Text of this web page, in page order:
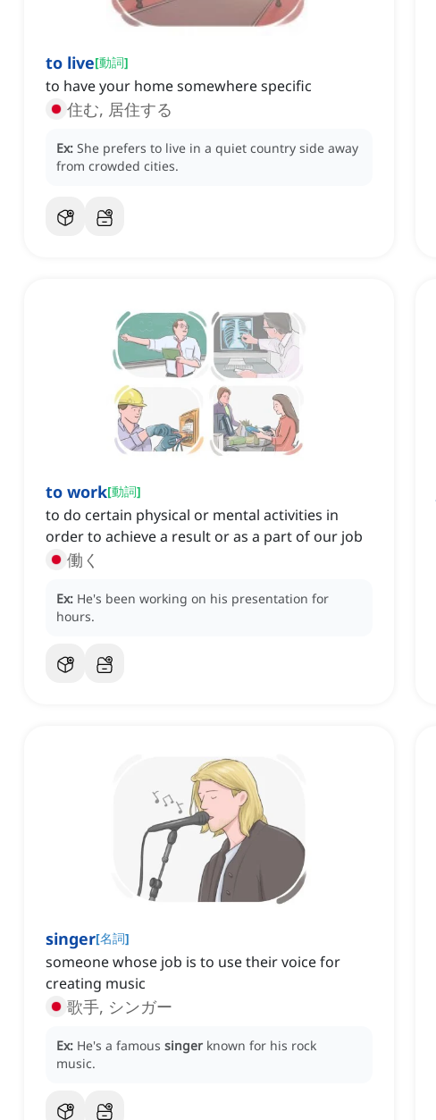
to live[動詞]
to have your home somewhere specific
住む, 居住する
Ex: She prefers to live in a quiet country side away
from crowded cities.
to work[動詞]
to do certain physical or mental activities in
order to achieve a result or as a part of our job
働く
Ex: He's been working on his presentation for
hours.
singer[名詞]
someone whose job is to use their voice for
creating music
歌手, シンガー
Ex: He's a famous singer known for his rock
music.